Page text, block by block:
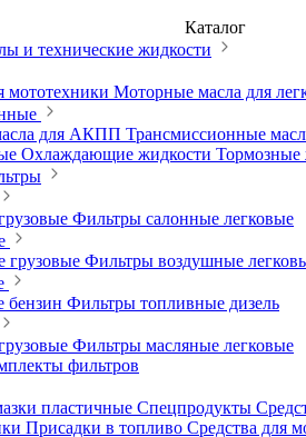
Каталог
и технические жидкости
мототехники Моторные масла для
для АКПП Трансмиссионные
Охлаждающие жидкости Тормозные
Фильтры салонные легковые
грузовые Фильтры воздушные
бензин Фильтры топливные дизель
Фильтры масляные легковые
фильтров
пластичные Спецпродукты
Присадки в топливо Средства для